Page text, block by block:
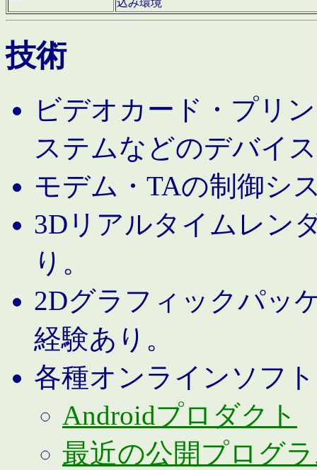
込み環境
技術
ビデオカード・プリ
ステムなどのデバイ
モデム・TAの制御シ
3Dリアルタイムレン
り。
2Dグラフィックパッ
経験あり。
各種オンラインソフ
Androidプロダクト
最近の公開プログ